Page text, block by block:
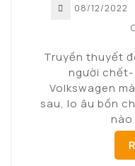
08/12/2022
Truyền thuyết
người chết-
Volkswagen
sau, lo âu bồn
nào